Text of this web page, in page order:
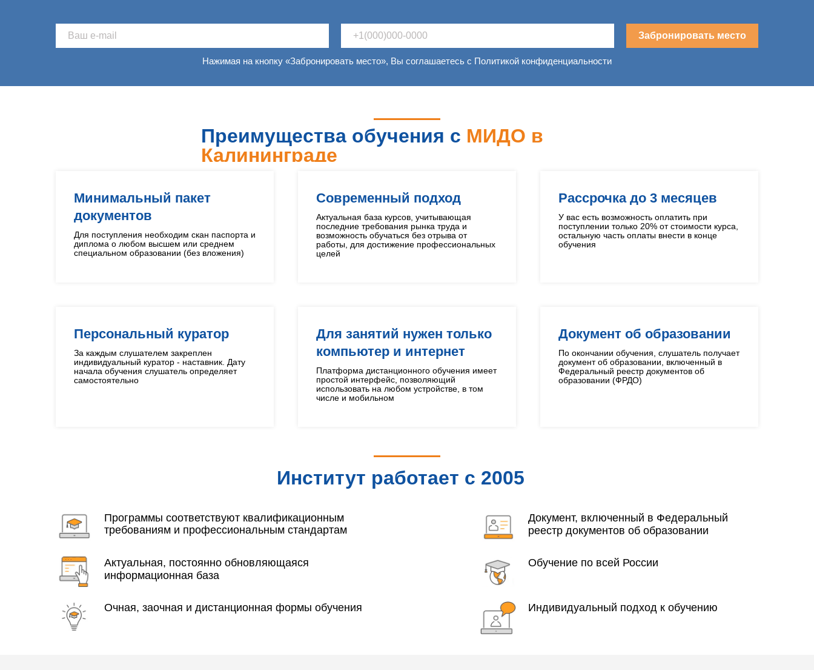
Забронировать место
Нажимая на кнопку «Забронировать место», Вы соглашаетесь с Политикой конфиденциальности
Преимущества обучения с МИДО в
Калининграде
Минимальный пакет
документов
Для поступления необходим скан паспорта и
диплома о любом высшем или среднем
специальном образовании (без вложения)
Современный подход
Актуальная база курсов, учитывающая
последние требования рынка труда и
возможность обучаться без отрыва от
работы, для достижение профессиональных
целей
Рассрочка до 3 месяцев
У вас есть возможность оплатить при
поступлении только 20% от стоимости курса,
остальную часть оплаты внести в конце
обучения
Персональный куратор
За каждым слушателем закреплен
индивидуальный куратор - наставник. Дату
начала обучения слушатель определяет
самостоятельно
Для занятий нужен только
компьютер и интернет
Платформа дистанционного обучения имеет
простой интерфейс, позволяющий
использовать на любом устройстве, в том
числе и мобильном
Документ об образовании
По окончании обучения, слушатель получает
документ об образовании, включенный в
Федеральный реестр документов об
образовании (ФРДО)
Институт работает с 2005
Программы соответствуют квалификационным
требованиям и профессиональным стандартам
Документ, включенный в Федеральный
реестр документов об образовании
Актуальная, постоянно обновляющаяся
информационная база
Обучение по всей России
Очная, заочная и дистанционная формы обучения Индивидуальный подход к обучению